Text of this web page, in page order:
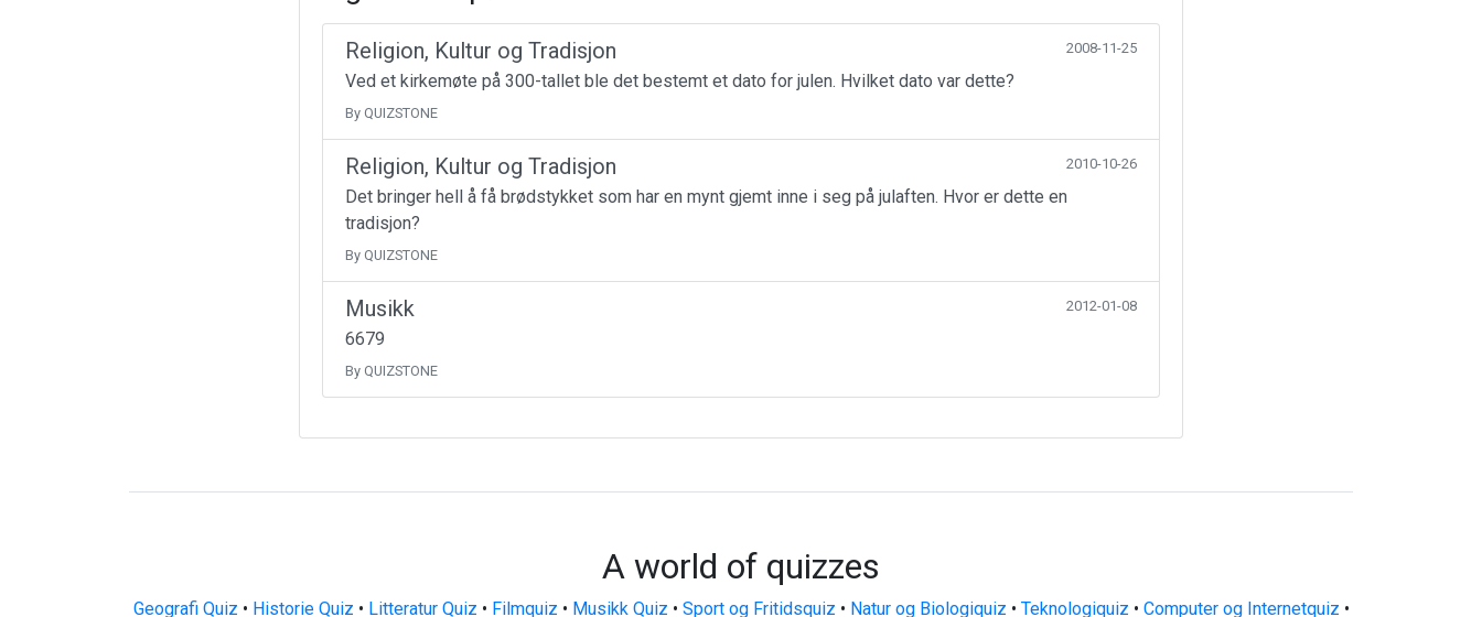
Religion, Kultur og Tradisjon 2008-11-25
Ved et kirkemøte på 300-tallet ble det bestemt et dato for julen. Hvilket dato var dette?
By QUIZSTONE
Religion, Kultur og Tradisjon 2010-10-26
Det bringer hell å få brødstykket som har en mynt gjemt inne i seg på julaften. Hvor er dette en
tradisjon?
By QUIZSTONE
Musikk 2012-01-08
6679
By QUIZSTONE
A world of quizzes
Geografi Quiz • Historie Quiz • Litteratur Quiz • Filmquiz • Musikk Quiz • Sport og Fritidsquiz • Natur og Biologiquiz • Teknologiquiz • Computer og Internetquiz •